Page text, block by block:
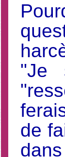
"Je
de